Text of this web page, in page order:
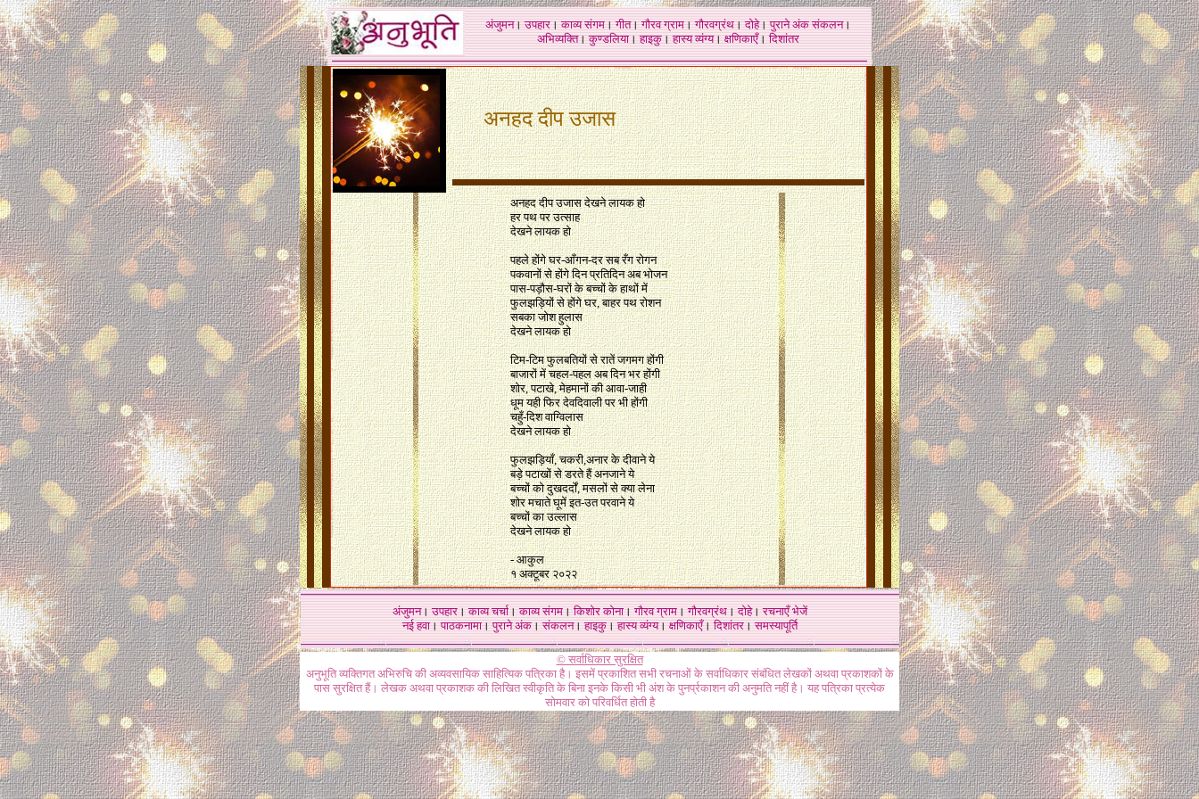
अंजुमन।उपहार।काव्य संगम।गीत।गौरव ग्राम।गौरवग्रंथ।दोहे।पुराने अंक संकलन।
अभिव्यक्ति।कुण्डलिया।हाइकु।हास्य व्यंग्य।क्षणिकाएँ।दिशांतर
अनहद दीपउजास
अनहद दीप उजास देखने लायक हो
हर पथ पर उत्‍साह
देखने लायक हो
पहले होंगे घर-आँगन-दर सब रँग रोगन
पकवानों से होंगे दिन प्रतिदिन अब भोजन
पास-पड़ौस-घरों के बच्चों के हाथों में
फुलझ‍ड़ि‍यों से होंगे घर, बाहर पथ रोशन
सबका जोश हुलास
देखने लायक हो
टिम-टिम फुलबतियों से रातें जगमग होंगी
बाजारों में चहल-पहल अब दिन भर होंगी
शोर, पटाखे, मेहमानों की आवा-जाही
धूम यही फिर देवदिवाली पर भी होंगी
चहुँ-दिश वाग्वि‍लास
देखने लायक हो
फुलझड़ि‍याँ, चकरी,अनार के दीवाने ये
बड़े पटाखों से डरते हैं अनजाने ये
बच्चों को दुखदर्दों, मसलों से क्या लेना
शोर मचाते घूमें इत-उत परवाने ये
बच्चों का उल्लास
देखने लायक हो
- आकुल
१ अक्टूबर २०२२
अंजुमन।उपहार।काव्य चर्चा।काव्य संगम।किशोर कोना।गौरव ग्राम।गौरवग्रंथ।दोहे।रचनाएँ भेजें
नई हवा। पाठकनामा। पुराने अंक। संकलन। हाइकु। हास्य व्यंग्य। क्षणिकाएँ। दिशांतर। समस्यापूर्ति
© सर्वाधिकार सुरक्षित
अनुभूति व्यक्तिगत अभिरुचि की अव्यवसायिक साहित्यिक पत्रिका है। इसमें प्रकाशित सभी रचनाओं के सर्वाधिकार संबंधित लेखकों अथवा प्रकाशकों के
पास सुरक्षित हैं। लेखक अथवा प्रकाशक की लिखित स्वीकृति के बिना इनके किसी भी अंश के पुनर्प्रकाशन की अनुमति नहीं है। यह पत्रिका प्रत्येक
सोमवार को परिवर्धित होती है